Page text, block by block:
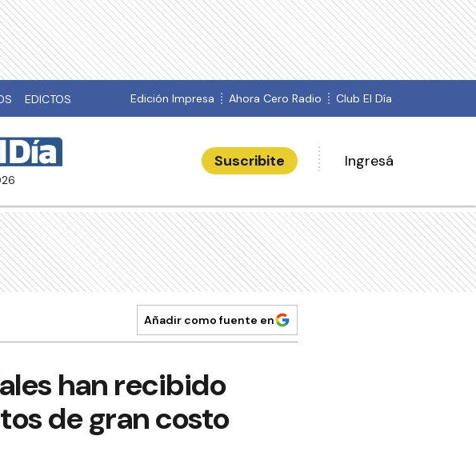
EDICTOS Edición Impresa Ahora Cero Radio Club El Día
Suscribite Ingresá
Añadir como fuente en
han recibido
de gran costo